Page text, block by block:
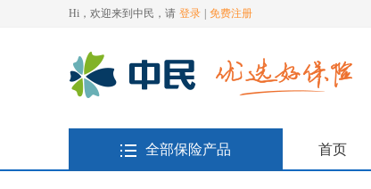
Hi，欢迎来到中民，请 登录 免费注册
全部保险产品 首页